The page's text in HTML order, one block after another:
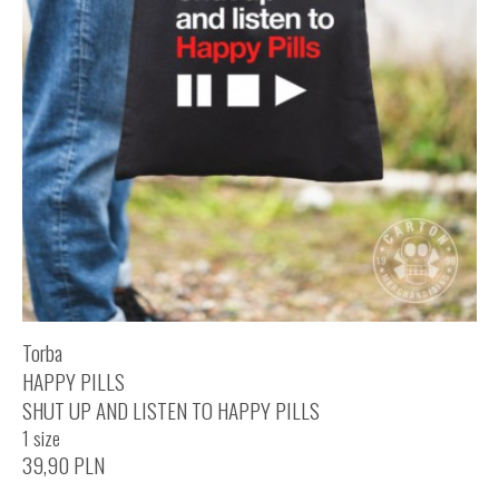
Torba
HAPPY PILLS
SHUT UP AND LISTEN TO HAPPY PILLS
1 size
39,90 PLN